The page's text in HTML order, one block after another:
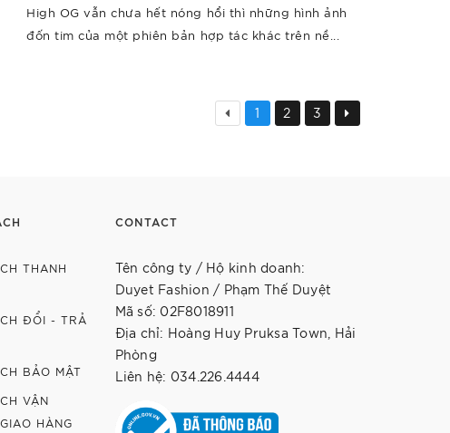
High OG vẫn chưa hết nóng hổi thì những hình ảnh
đốn tim của một phiên bản hợp tác khác trên nề...
1 2
3
THANH
ĐỔI - TRẢ
BẢO MẬT
VẬN
HÀNG
CONTACT
Tên công ty / Hộ kinh doanh:
Duyet Fashion / Phạm Thế Duyệt
Mã số: 02F8018911
Địa chỉ: Hoàng Huy Pruksa Town, Hải
Phòng
Liên hệ: 034.226.4444